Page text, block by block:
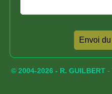
Envoi du
© 2004-2026 - R. GUILBERT -